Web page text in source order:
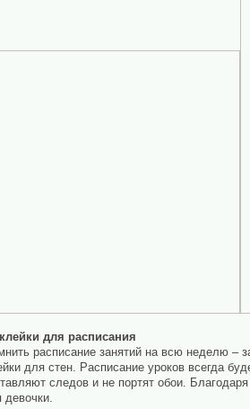
для расписания
расписание занятий на всю неделю –
для стен. Расписание уроков всегда
следов и не портят обои.
девочки.